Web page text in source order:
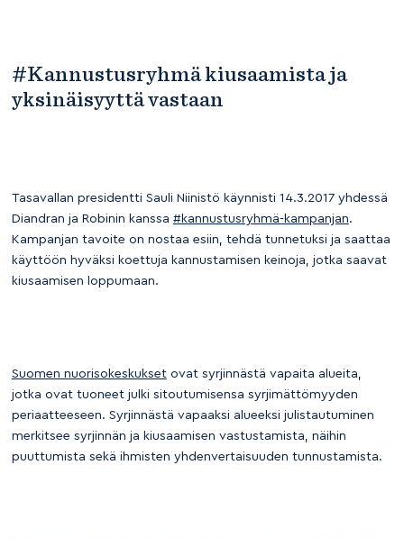
#Kannustusryhmä kiusaamista ja
yksinäisyyttä vastaan
Tasavallan presidentti Sauli Niinistö käynnisti 14.3.2017 yhdessä
Diandran ja Robinin kanssa #kannustusryhmä-kampanjan.
Kampanjan tavoite on nostaa esiin, tehdä tunnetuksi ja saattaa
käyttöön hyväksi koettuja kannustamisen keinoja, jotka saavat
kiusaamisen loppumaan.
Suomen nuorisokeskuksetovat syrjinnästä vapaita alueita,
jotka ovat tuoneet julki sitoutumisensa syrjimättömyyden
periaatteeseen. Syrjinnästä vapaaksi alueeksi julistautuminen
merkitsee syrjinnän ja kiusaamisen vastustamista, näihin
puuttumista sekä ihmisten yhdenvertaisuuden tunnustamista.